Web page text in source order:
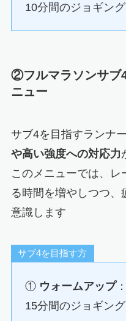
10分間のジョギング
②フルマラソンサブ
ニュー
サブ4を目指すランナー
や高い強度への対応力
このメニューでは、
る時間を増やしつつ、
意識します
サブ4を目指す方
① ウォームアップ：
15分間のジョギング